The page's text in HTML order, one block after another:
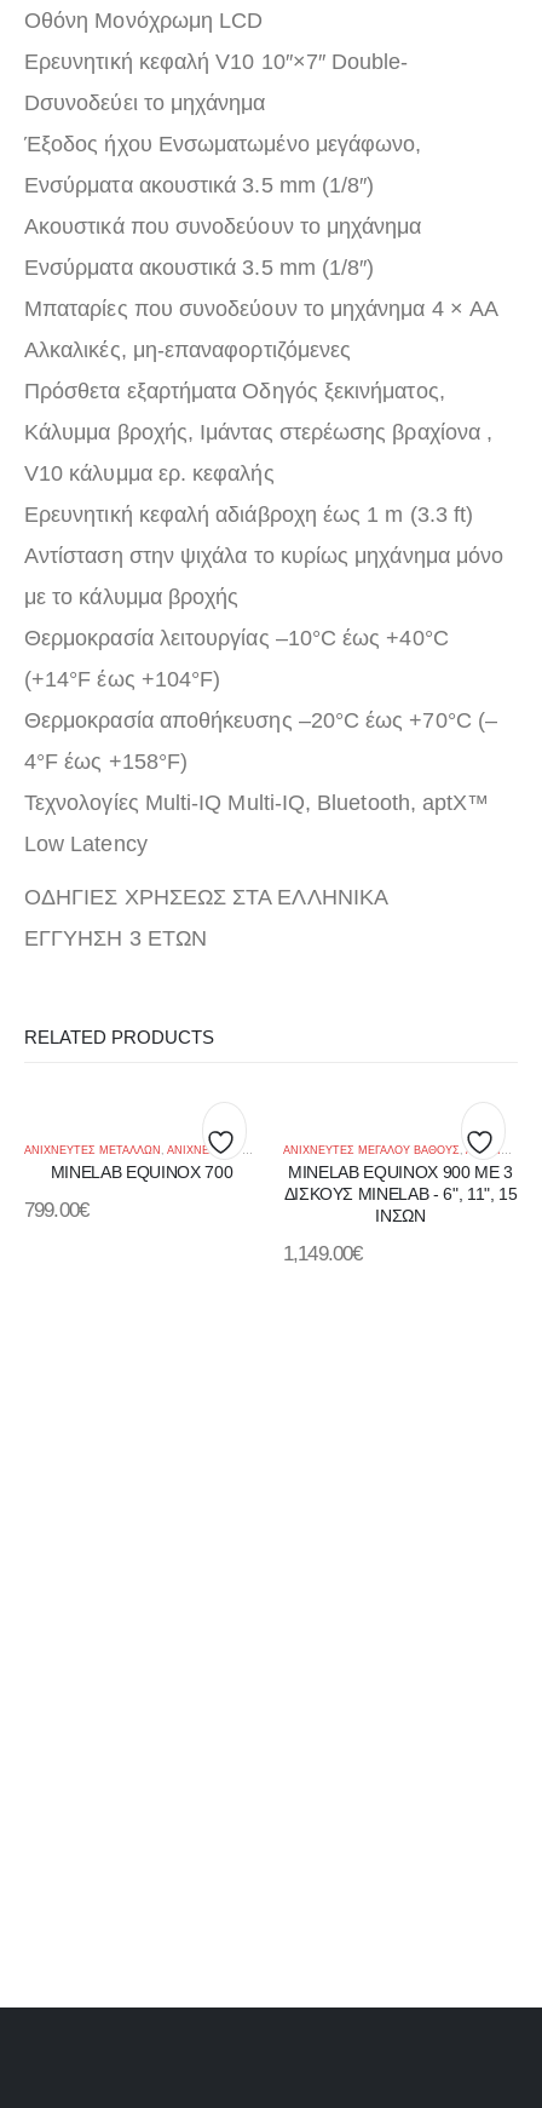
Οθόνη Mονόχρωμη LCD
Ερευνητική κεφαλή V10 10″×7″ Double-
Dσυνοδεύει το μηχάνημα
Έξοδος ήχου Ενσωματωμένο μεγάφωνο,
Ενσύρματα ακουστικά 3.5 mm (1/8″)
Ακουστικά που συνοδεύουν το μηχάνημα
Ενσύρματα ακουστικά 3.5 mm (1/8″)
Μπαταρίες που συνοδεύουν το μηχάνημα 4 × AA
Aλκαλικές, μη-επαναφορτιζόμενες
Πρόσθετα εξαρτήματα Οδηγός ξεκινήματος,
Κάλυμμα βροχής, Ιμάντας στερέωσης βραχίονα ,
V10 κάλυμμα ερ. κεφαλής
Ερευνητική κεφαλή αδιάβροχη έως 1 m (3.3 ft)
Αντίσταση στην ψιχάλα το κυρίως μηχάνημα μόνο
με το κάλυμμα βροχής
Θερμοκρασία λειτουργίας –10°C έως +40°C
(+14°F έως +104°F)
Θερμοκρασία αποθήκευσης –20°C έως +70°C (–
4°F έως +158°F)
Τεχνολογίες Multi-IQ Multi-IQ, Bluetooth, aptX™
Low Latency
ΟΔΗΓΙΕΣ ΧΡΗΣΕΩΣ ΣΤΑ ΕΛΛΗΝΙΚΑ
ΕΓΓΥΗΣΗ 3 ΕΤΩΝ
RELATED PRODUCTS
Πρόσθήκη
ΑΝΙΧΝΕΥΤΕΣ ΜΕΤΑΛΛΩΝ , ΑΝΙΧΝΕΥΤΈΣ ΧΡΥΣΟΎ ,ΔΆΣΗ ΚΑΙ ΒΟΥΝΆ,ΘΆΛΑΣΣΑ ΚΑΙ ΑΚΤΉ
MINELAB EQUINOX 700
799.00€
ΑΝΙΧΝΕΥΤΈΣ ΜΕΓΆΛΟΎ ΒΆΘΟΥΣ, ΑΝΙΧΝΕΥΤΕΣ ΜΕΤΑΛΛΩΝ
MINELAB EQUINOX 900 ΜΕ 3
ΔΙΣΚΟΥΣ MINELAB - 6", 11", 15
ΙΝΣΩΝ
1,149.00€